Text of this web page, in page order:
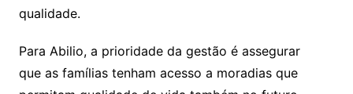
qualidade.
Para Abilio, a prioridade da gestão é assegurar
que as famílias tenham acesso a moradias que